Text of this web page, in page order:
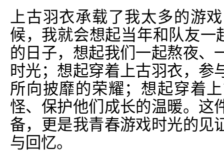
上古羽衣承载了我太多的游
候，我就会想起当年和队友一
的日子，想起我们一起熬夜、
时光；想起穿着上古羽衣，参
所向披靡的荣耀；想起穿着
怪、保护他们成长的温暖。这
备，更是我青春游戏时光的见
与回忆。